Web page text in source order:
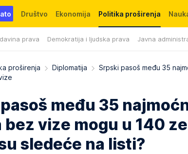
Društvo Ekonomija Politika proširenja
prava Demokratija i ljudska prava Javna
fondacija
proširenja Diplomatija
Srpski pasoš među 35
među 35
bez vize mogu u 140
sledeće na listi?